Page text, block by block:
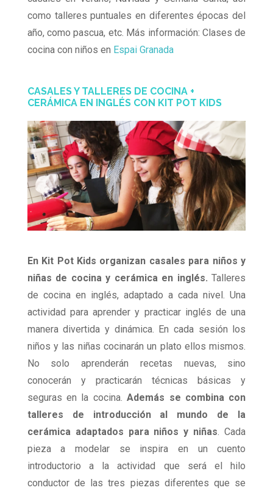
como talleres puntuales en diferentes épocas del
año, como pascua, etc. Más información: Clases de
cocina con niños en Espai Granada
CASALES Y TALLERES DE COCINA +
CERÁMICA EN INGLÉS CON KIT POT KIDS
En Kit Pot Kids organizan casales para niños y
niñas de cocina y cerámica en inglés.Talleres
de cocina en inglés, adaptado a cada nivel. Una
actividad para aprender y practicar inglés de una
manera divertida y dinámica. En cada sesión los
niños y las niñas cocinarán un plato ellos mismos.
No solo aprenderán recetas nuevas, sino
conocerán y practicarán técnicas básicas y
seguras en la cocina.Además se combina con
talleres de introducción al mundo de la
cerámica adaptados para niños y niñas. Cada
pieza a modelar se inspira en un cuento
introductorio a la actividad que será el hilo
conductor de las tres piezas diferentes que se